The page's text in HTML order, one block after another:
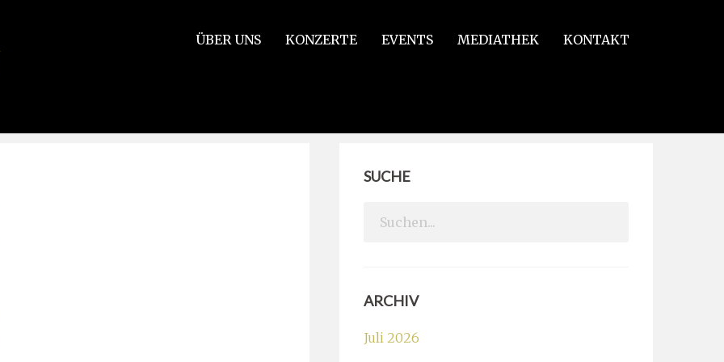
ÜBER UNS KONZERTE EVENTS MEDIATHEK KONTAKT
SUCHE
Search
ARCHIV
Juli 2026